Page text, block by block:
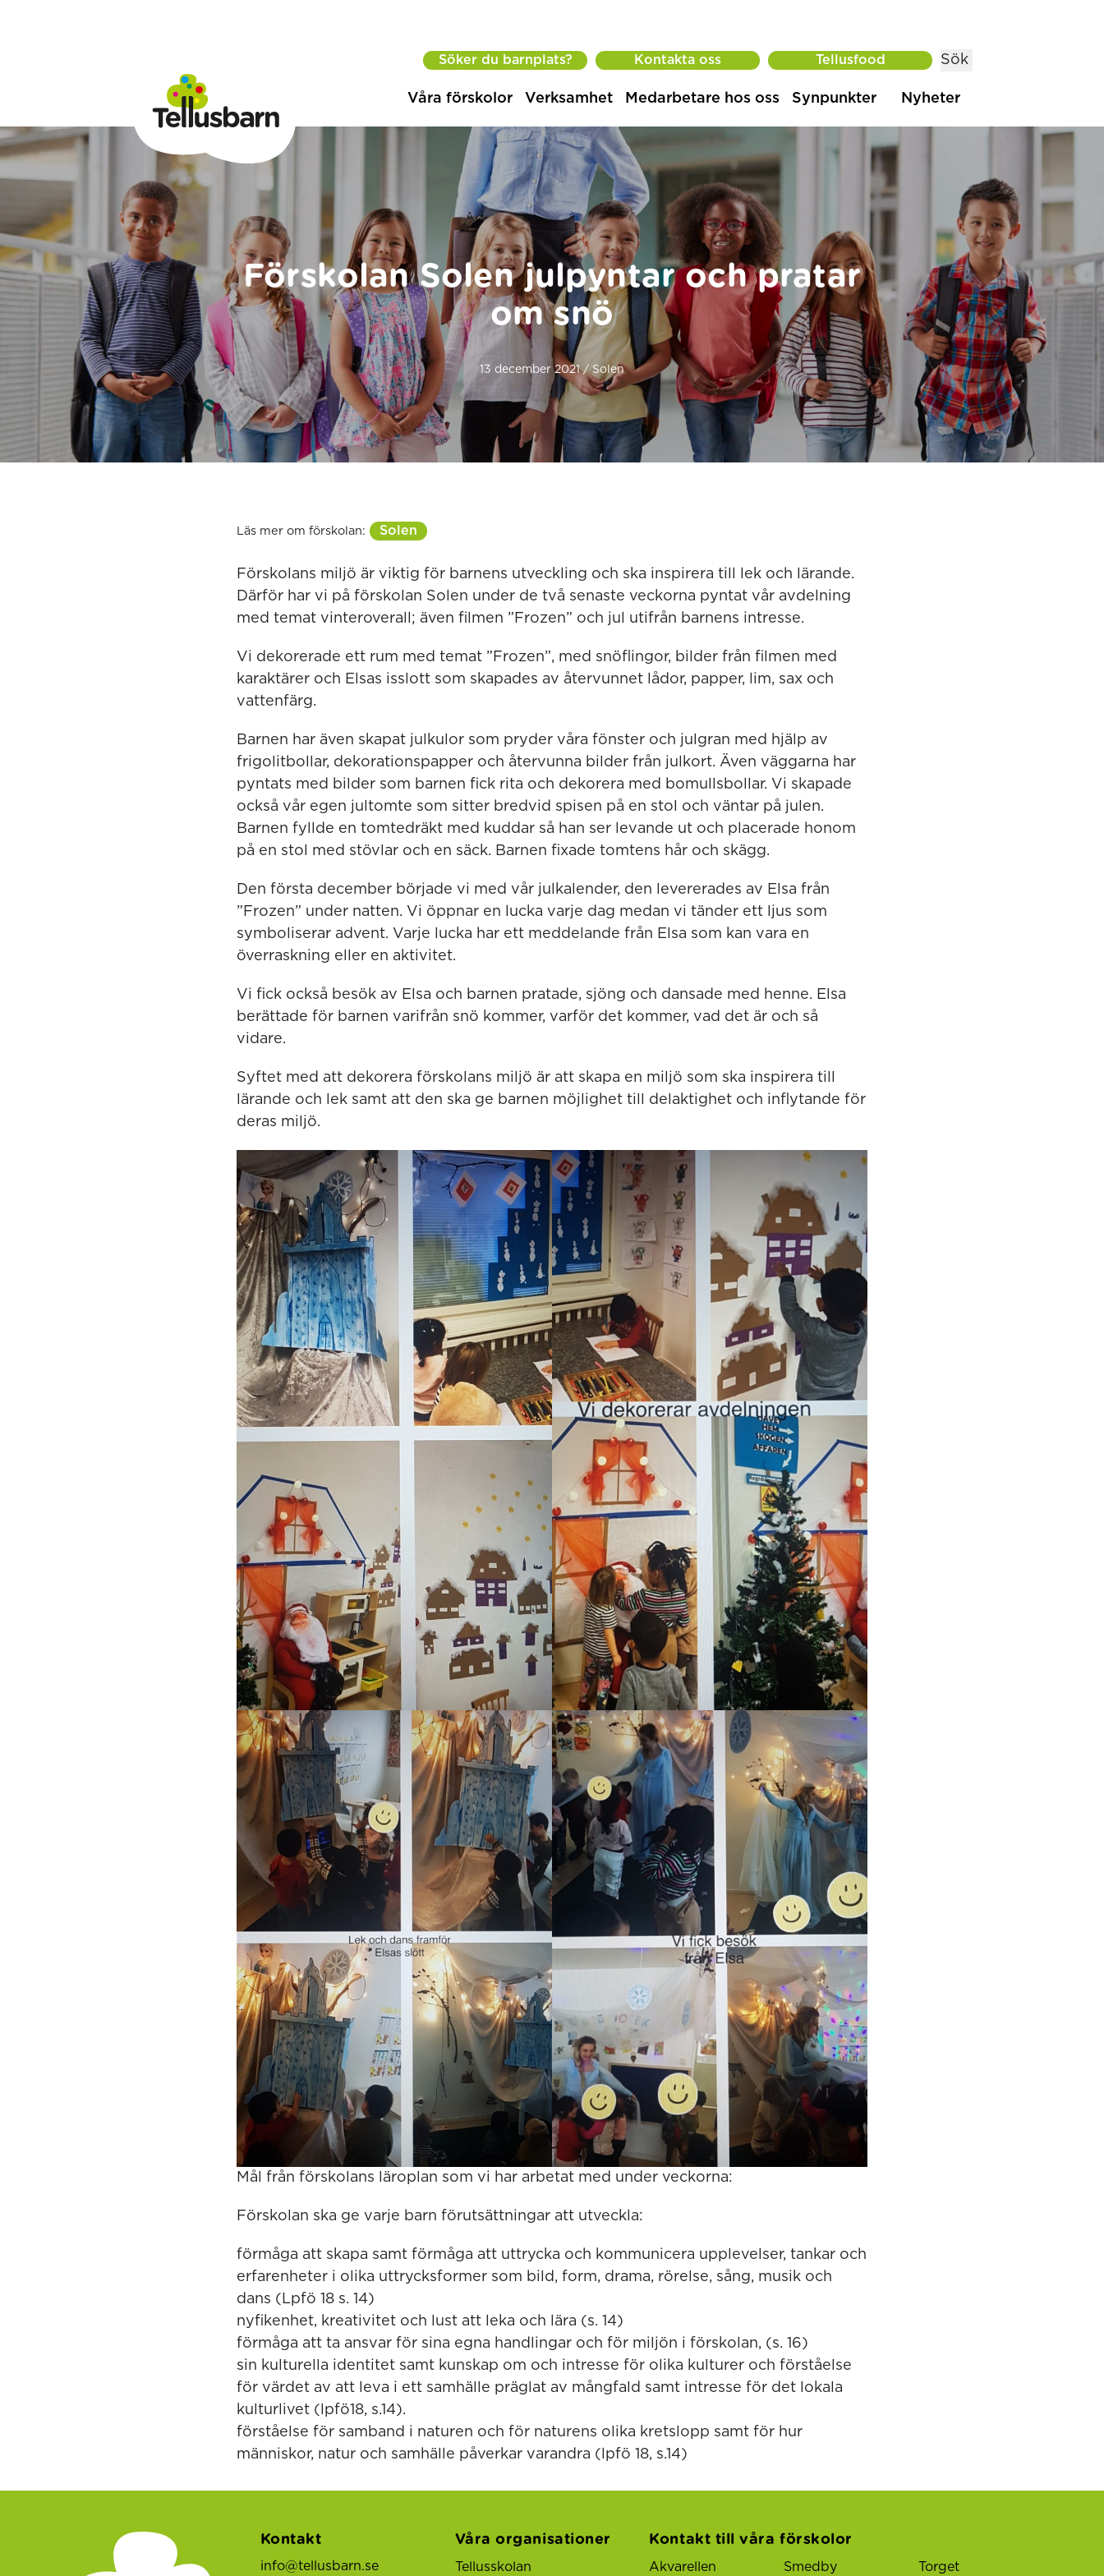
Söker du barnplats? Kontakta oss Tellusfood Sök
Våra förskolor Verksamhet Medarbetare hos oss Synpunkter Nyheter
Förskolan Solen julpyntar och pratar
om snö
13 december 2021 / Solen
Läs mer om förskolan: Solen
Förskolans miljö är viktig för barnens utveckling och ska inspirera till lek och lärande.
Därför har vi på förskolan Solen under de två senaste veckorna pyntat vår avdelning
med temat vinteroverall; även filmen ”Frozen” och jul utifrån barnens intresse.
Vi dekorerade ett rum med temat ”Frozen”, med snöflingor, bilder från filmen med
karaktärer och Elsas isslott som skapades av återvunnet lådor, papper, lim, sax och
vattenfärg.
Barnen har även skapat julkulor som pryder våra fönster och julgran med hjälp av
frigolitbollar, dekorationspapper och återvunna bilder från julkort. Även väggarna har
pyntats med bilder som barnen fick rita och dekorera med bomullsbollar. Vi skapade
också vår egen jultomte som sitter bredvid spisen på en stol och väntar på julen.
Barnen fyllde en tomtedräkt med kuddar så han ser levande ut och placerade honom
på en stol med stövlar och en säck. Barnen fixade tomtens hår och skägg.
Den första december började vi med vår julkalender, den levererades av Elsa från
”Frozen” under natten. Vi öppnar en lucka varje dag medan vi tänder ett ljus som
symboliserar advent. Varje lucka har ett meddelande från Elsa som kan vara en
överraskning eller en aktivitet.
Vi fick också besök av Elsa och barnen pratade, sjöng och dansade med henne. Elsa
berättade för barnen varifrån snö kommer, varför det kommer, vad det är och så
vidare.
Syftet med att dekorera förskolans miljö är att skapa en miljö som ska inspirera till
lärande och lek samt att den ska ge barnen möjlighet till delaktighet och inflytande för
deras miljö.
Mål från förskolans läroplan som vi har arbetat med under veckorna:
Förskolan ska ge varje barn förutsättningar att utveckla:
förmåga att skapa samt förmåga att uttrycka och kommunicera upplevelser, tankar och
erfarenheter i olika uttrycksformer som bild, form, drama, rörelse, sång, musik och
dans (Lpfö 18 s. 14)
nyfikenhet, kreativitet och lust att leka och lära (s. 14)
förmåga att ta ansvar för sina egna handlingar och för miljön i förskolan, (s. 16)
sin kulturella identitet samt kunskap om och intresse för olika kulturer och förståelse
för värdet av att leva i ett samhälle präglat av mångfald samt intresse för det lokala
kulturlivet (lpfö18, s.14).
förståelse för samband i naturen och för naturens olika kretslopp samt för hur
människor, natur och samhälle påverkar varandra (lpfö 18, s.14)
Kontakt
info@tellusbarn.se
Våra organisationer
Tellusskolan
Kontakt till våra förskolor
Akvarellen Smedby Torget